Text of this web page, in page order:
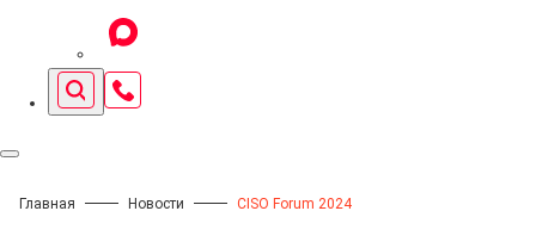
Главная Новости CISO Forum 2024